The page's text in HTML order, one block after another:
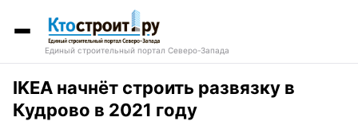
Единый строительный портал Северо-Запада
IKEA начнёт строить развязку в
Кудрово в 2021 году